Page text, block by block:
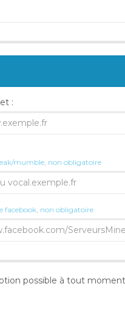
:
mumble, non obligatoire
facebook, non obligatoire
possible à tout